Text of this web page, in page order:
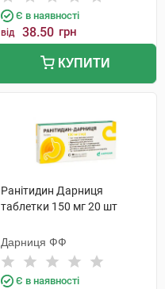
Є в наявності
від 38.50 грн
КУПИТИ
Ранітидин Дарниця
таблетки 150 мг 20 шт
Дарниця ФФ
Є в наявності